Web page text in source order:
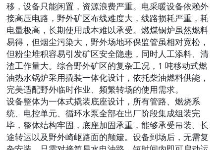
移，设备只能闲置，资源浪费严重。电采暖设备依赖外
接高压电路，野外矿区布线难度大，线路损耗严重，耗
电量极高，长期使用成本难以承受。燃煤锅炉虽然燃料
易得，但烟尘污染大，野外场地环保监管虽相对宽松，
但粉尘堆积容易引发矿区安全隐患，同时人工添料、清
渣工作量大。综合野外矿区的复杂工况，1 吨移动式燃
油热水锅炉采用撬装一体化设计，依托柴油燃料供能，
完美适配野外临时作业、频繁转场的使用需求。
设备整体为一体式撬装底座设计，所有管路、燃烧系
统、电控单元、循环水泵全部在出厂阶段集成组装完
毕，整体结构牢固，底座加固承重，能够承受吊装、长
途转运以及野外崎岖路面的颠簸。设备到场后，无需复